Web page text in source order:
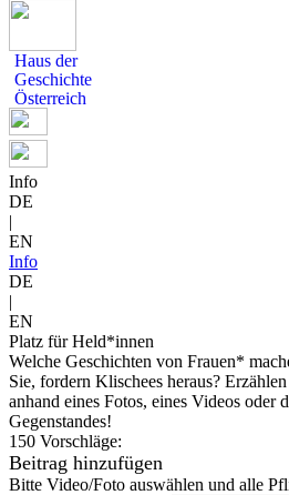
Haus der
Geschichte
Österreich
Info
DE
|
EN
Info
DE
|
EN
Platz für Held*innen
Welche Geschichten von Frauen*
Sie, fordern Klischees heraus?
anhand eines Fotos, eines Videos oder
Gegenstandes!
150 Vorschläge:
Beitrag hinzufügen
Bitte Video/Foto auswählen und alle